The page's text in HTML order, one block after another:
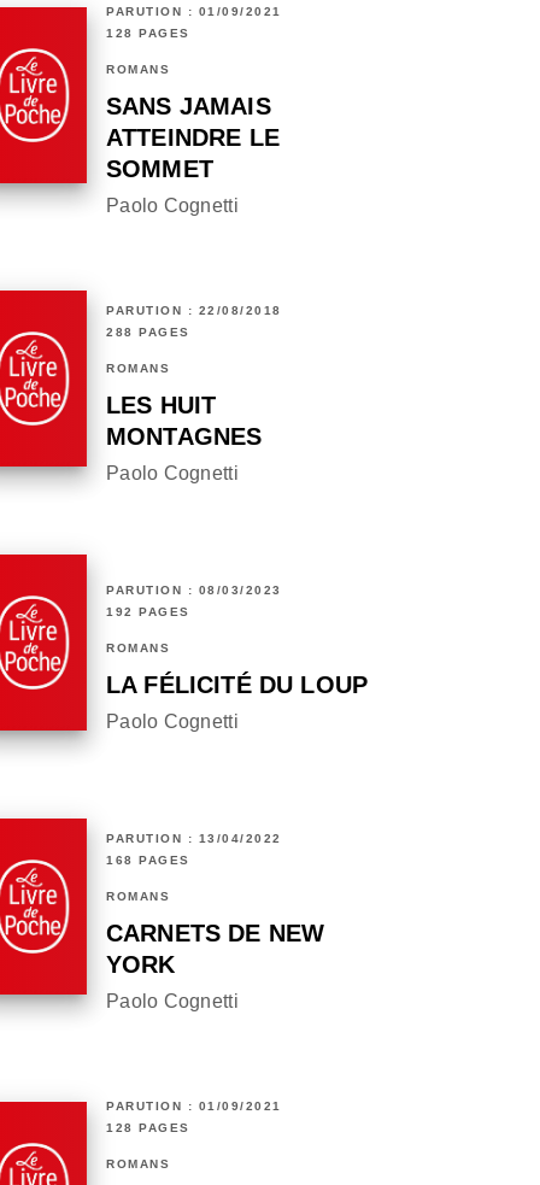
PARUTION : 01/09/2021
128 PAGES
ROMANS
SANS JAMAIS
ATTEINDRE LE
SOMMET
Paolo Cognetti
PARUTION : 22/08/2018
288 PAGES
ROMANS
LES HUIT
MONTAGNES
Paolo Cognetti
PARUTION : 08/03/2023
192 PAGES
ROMANS
LA FÉLICITÉ DU LOUP
Paolo Cognetti
PARUTION : 13/04/2022
168 PAGES
ROMANS
CARNETS DE NEW
YORK
Paolo Cognetti
PARUTION : 01/09/2021
128 PAGES
ROMANS